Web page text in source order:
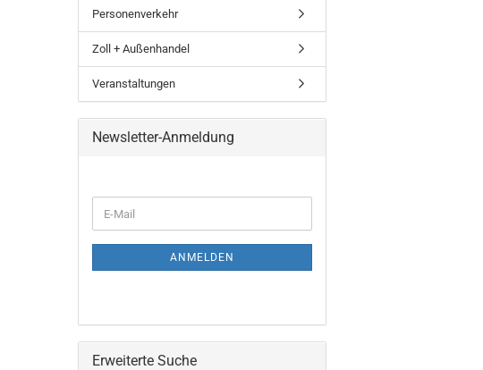
Personenverkehr
Zoll + Außenhandel
Veranstaltungen
Newsletter-Anmeldung
ANMELDEN
Erweiterte Suche